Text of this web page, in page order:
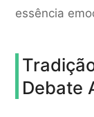
essência
Debate